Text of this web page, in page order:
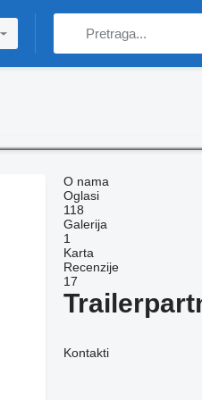
O nama
Oglasi
118
Galerija
1
Karta
Recenzije
17
Kontakti